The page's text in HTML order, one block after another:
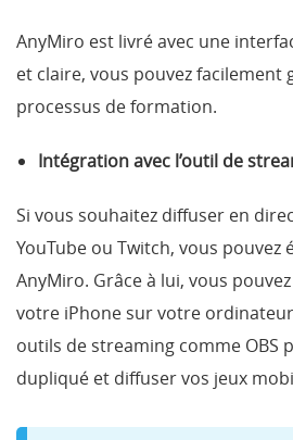
AnyMiro est livré avec une
et claire, vous pouvez facilement
processus de formation.
Intégration avec l’outil de
Si vous souhaitez diffuser en
YouTube ou Twitch, vous pouvez
AnyMiro. Grâce à lui, vous
votre iPhone sur votre
outils de streaming comme OBS
dupliqué et diffuser vos jeux